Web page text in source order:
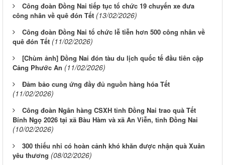
Công đoàn Đồng Nai tiếp tục tổ chức 19 chuyến xe đưa
công nhân về quê đón Tết (13/02/2026)
Công đoàn Đồng Nai tổ chức lễ tiễn hơn 500 công nhân về
quê đón Tết (11/02/2026)
[Chùm ảnh] Đồng Nai đón tàu du lịch quốc tế đầu tiên cập
Cảng Phước An (11/02/2026)
Đảm bảo cung ứng đầy đủ nguồn hàng hóa Tết
(11/02/2026)
Công đoàn Ngân hàng CSXH tỉnh Đồng Nai trao quà Tết
Bính Ngọ 2026 tại xã Bàu Hàm và xã An Viễn, tỉnh Đồng Nai
(10/02/2026)
300 thiếu nhi có hoàn cảnh khó khăn được nhận quà Xuân
yêu thương (08/02/2026)